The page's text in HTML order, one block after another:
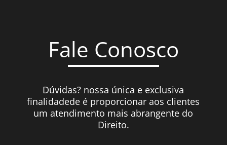
Fale Conosco
Dúvidas? nossa única e exclusiva
finalidadede é proporcionar aos clientes
um atendimento mais abrangente do
Direito.